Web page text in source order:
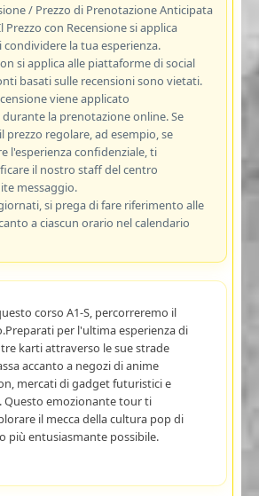
/ Prezzo di Prenotazione Anticipata
Prezzo con Recensione si applica
la tua esperienza.
si applica alle piattaforme di social
basati sulle recensioni sono vietati.
viene applicato
la prenotazione online. Se
prezzo regolare, ad esempio, se
l'esperienza confidenziale, ti
il nostro staff del centro
messaggio.
si prega di fare riferimento alle
a ciascun orario nel calendario
corso A1-S, percorreremo il
per l'ultima esperienza di
karti attraverso le sue strade
accanto a negozi di anime
mercati di gadget futuristici e
Questo emozionante tour ti
il mecca della cultura pop di
più entusiasmante possibile.